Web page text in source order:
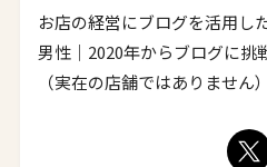
お店の経営にブログを活用し
男性｜2020年からブログに
（実在の店舗ではありません）